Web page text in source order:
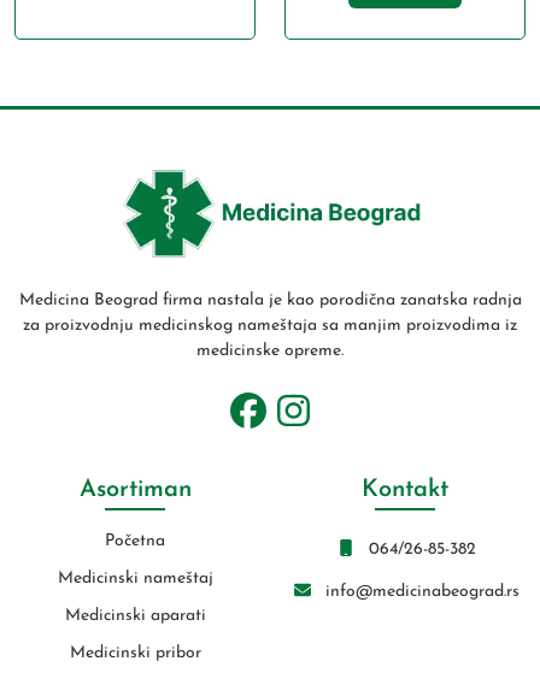
Medicina Beograd firma nastala je kao porodična zanatska radnja
za proizvodnju medicinskog nameštaja sa manjim proizvodima iz
medicinske opreme.
Asortiman
Početna
Medicinski nameštaj
Medicinski aparati
Medicinski pribor
Kontakt
064/26-85-382
info@medicinabeograd.rs